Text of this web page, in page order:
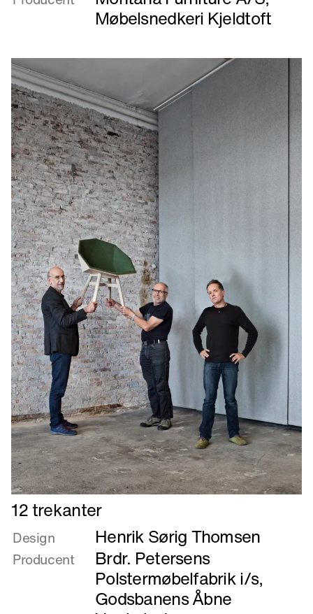
.
3
.
taburet
Møbelsnedkeri Kjeldtoft
Læs
mere
om
12
trekanter
12 trekanter
Design Henrik Sørig Thomsen
Producent
Brdr. Petersens
Polstermøbelfabrik i/s,
Godsbanens Åbne